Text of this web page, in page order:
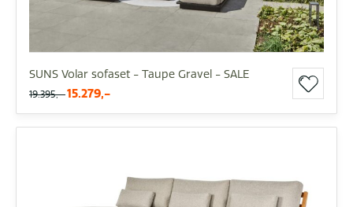
SUNS Volar sofaset - Taupe Gravel - SALE
19.395,- 15.279,-